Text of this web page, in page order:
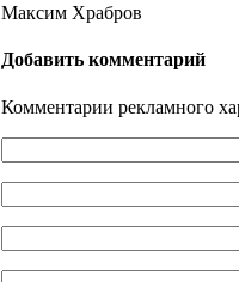
Максим Храбров
Добавить комментарий
Комментарии рекламного